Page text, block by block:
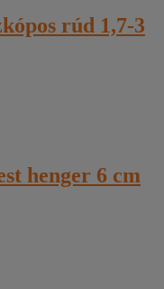
rúd 1,7-3
henger 6 cm